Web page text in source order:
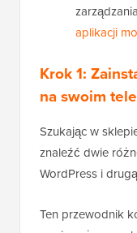
aplikacji
Krok 1:
na swoim
Szukając w
znaleźć dwie
WordPress i
Ten przewodnik